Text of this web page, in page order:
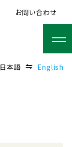
お問い合わせ
日本語 English